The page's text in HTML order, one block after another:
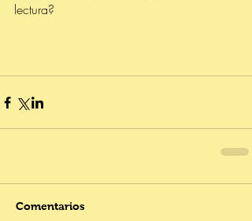
lectura?
Comentarios